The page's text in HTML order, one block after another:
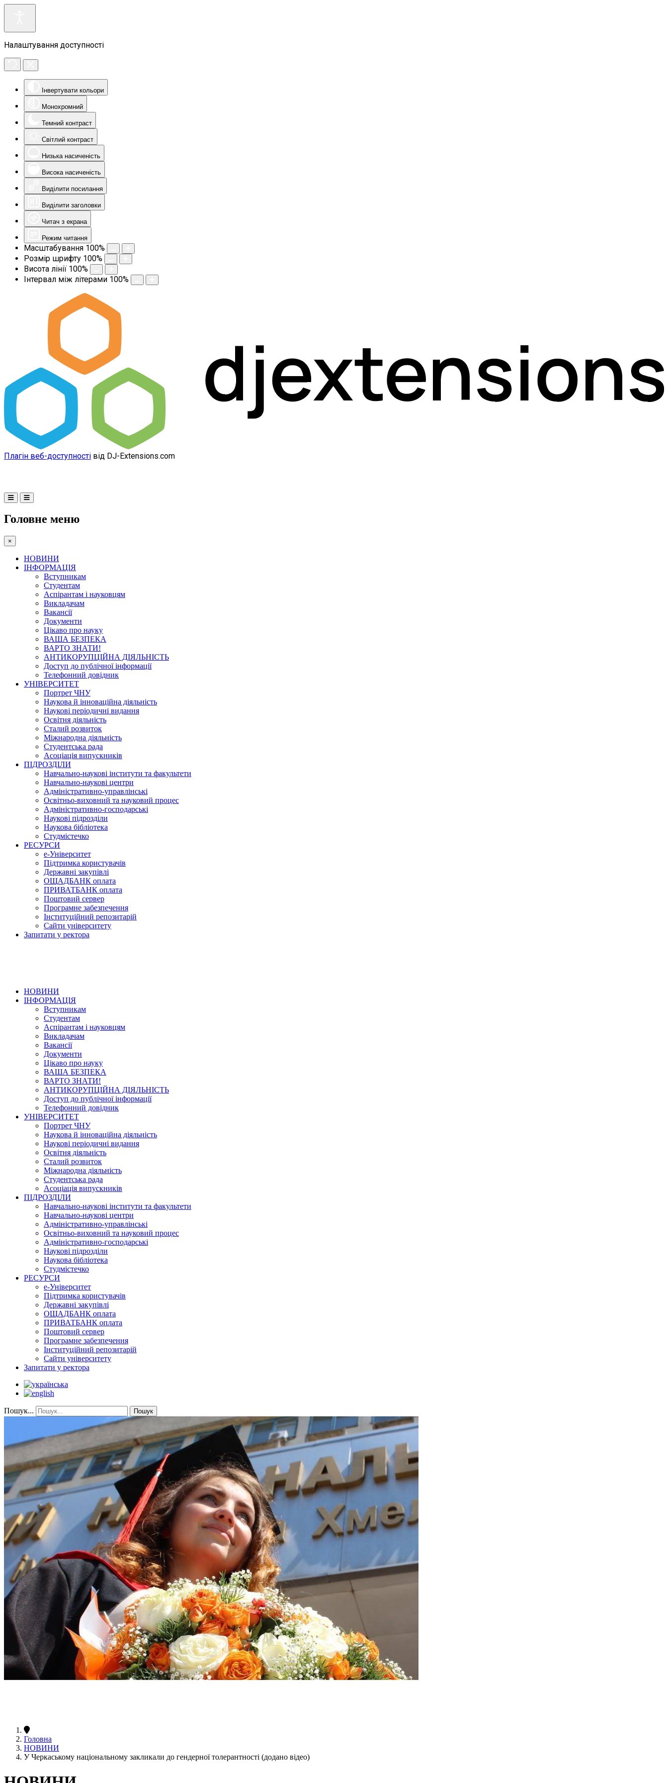
Налаштування доступності
Інвертувати кольори
Монохромний
Темний контраст
Світлий контраст
Низька насиченість
Висока насиченість
Виділити посилання
Виділити заголовки
Читач з екрана
Режим читання
Масштабування 100%
Розмір шрифту 100%
Висота лінії 100%
Інтервал між літерами 100%
Плагін веб-доступності від DJ-Extensions.com
Головне меню
×
НОВИНИ
ІНФОРМАЦІЯ
Вступникам
Студентам
Аспірантам і науковцям
Викладачам
Вакансії
Документи
Цікаво про науку
ВАША БЕЗПЕКА
ВАРТО ЗНАТИ!
АНТИКОРУПЦІЙНА ДІЯЛЬНІСТЬ
Доступ до публічної інформації
Телефонний довідник
УНІВЕРСИТЕТ
Портрет ЧНУ
Наукова й інноваційна діяльність
Наукові періодичні видання
Освітня діяльність
Сталий розвиток
Міжнародна діяльність
Студентська рада
Асоціація випускників
ПІДРОЗДІЛИ
Навчально-наукові інститути та факультети
Навчально-наукові центри
Адміністративно-управлінські
Освітньо-виховний та науковий процес
Адміністративно-господарські
Наукові підрозділи
Наукова бібліотека
Студмістечко
РЕСУРСИ
е-Університет
Підтримка користувачів
Державні закупівлі
ОЩАДБАНК оплата
ПРИВАТБАНК оплата
Поштовий сервер
Програмне забезпечення
Інституційний репозитарій
Сайти університету
Запитати у ректора
НОВИНИ
ІНФОРМАЦІЯ
Вступникам
Студентам
Аспірантам і науковцям
Викладачам
Вакансії
Документи
Цікаво про науку
ВАША БЕЗПЕКА
ВАРТО ЗНАТИ!
АНТИКОРУПЦІЙНА ДІЯЛЬНІСТЬ
Доступ до публічної інформації
Телефонний довідник
УНІВЕРСИТЕТ
Портрет ЧНУ
Наукова й інноваційна діяльність
Наукові періодичні видання
Освітня діяльність
Сталий розвиток
Міжнародна діяльність
Студентська рада
Асоціація випускників
ПІДРОЗДІЛИ
Навчально-наукові інститути та факультети
Навчально-наукові центри
Адміністративно-управлінські
Освітньо-виховний та науковий процес
Адміністративно-господарські
Наукові підрозділи
Наукова бібліотека
Студмістечко
РЕСУРСИ
е-Університет
Підтримка користувачів
Державні закупівлі
ОЩАДБАНК оплата
ПРИВАТБАНК оплата
Поштовий сервер
Програмне забезпечення
Інституційний репозитарій
Сайти університету
Запитати у ректора
Пошук... Пошук
Головна
НОВИНИ
У Черкаському національному закликали до гендерної толерантності (додано відео)